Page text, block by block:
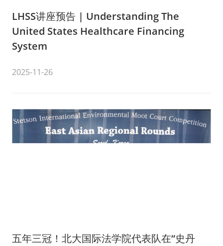
LHSS讲座预告 | Understanding The
United States Healthcare Financing
System
2025-11-26
五年三冠！北大国际法学院代表队在“史丹